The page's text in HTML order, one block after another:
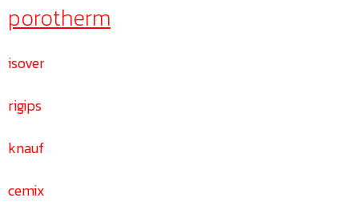
porotherm
isover
rigips
knauf
cemix